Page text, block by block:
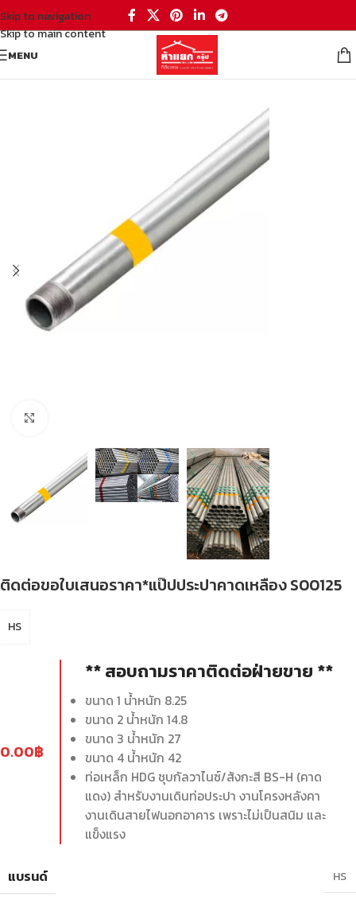
Skip to navigation
Skip to main content
MENU
เหล็กแป๊บกลม
ติดต่อขอใบเสนอราคา*แป๊ปประปาคาดเหลือง S00125
HS
0.00฿
** สอบถามราคาติดต่อฝ่ายขาย **
ขนาด 1 น้ำหนัก 8.25
ขนาด 2 น้ำหนัก 14.8
ขนาด 3 น้ำหนัก 27
ขนาด 4 น้ำหนัก 42
ท่อเหล็ก HDG ชุบกัลวาไนซ์/สังกะสี BS-H (คาด
แดง) สำหรับงานเดินท่อประปา งานโครงหลังคา
งานเดินสายไฟนอกอาคาร เพราะไม่เป็นสนิม และ
แข็งแรง
แบรนด์ HS